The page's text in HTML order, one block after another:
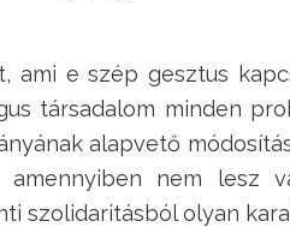
ami e szép gesztus
társadalom minden
alapvető
amennyiben nem lesz
szolidaritásból olyan